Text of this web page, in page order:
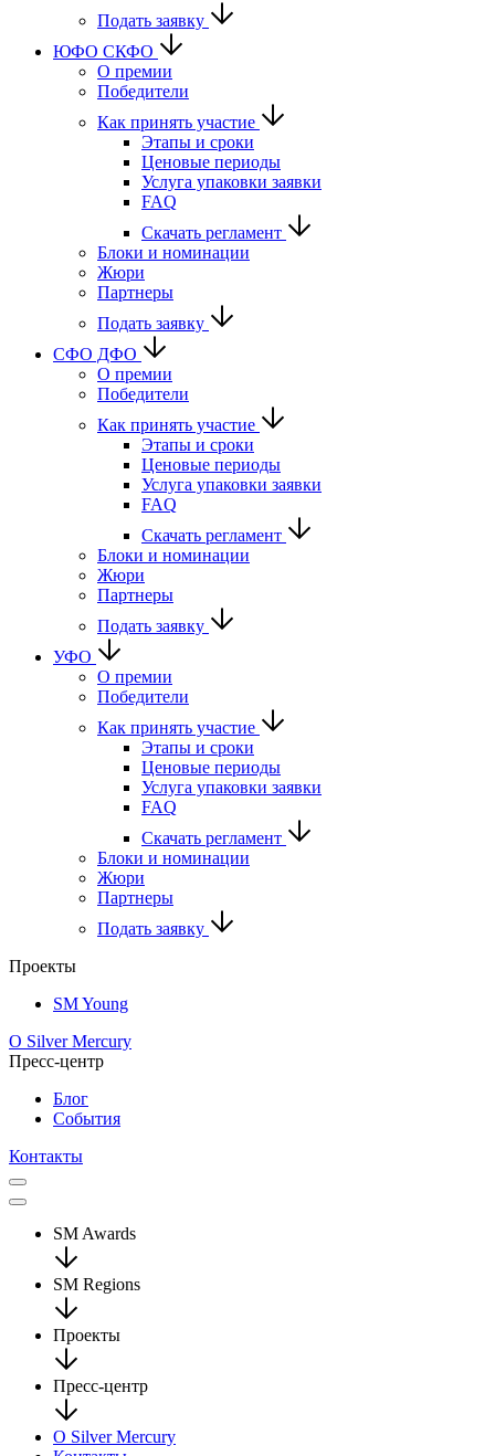
Подать заявку
ЮФО СКФО
О премии
Победители
Как принять участие
Этапы и сроки
Ценовые периоды
Услуга упаковки заявки
FAQ
Скачать регламент
Блоки и номинации
Жюри
Партнеры
Подать заявку
CФО ДФО
О премии
Победители
Как принять участие
Этапы и сроки
Ценовые периоды
Услуга упаковки заявки
FAQ
Скачать регламент
Блоки и номинации
Жюри
Партнеры
Подать заявку
УФО
О премии
Победители
Как принять участие
Этапы и сроки
Ценовые периоды
Услуга упаковки заявки
FAQ
Скачать регламент
Блоки и номинации
Жюри
Партнеры
Подать заявку
Проекты
SM Young
О Silver Mercury
Пресс-центр
Блог
События
Контакты
SM Awards
SM Regions
Проекты
Пресс-центр
О Silver Mercury